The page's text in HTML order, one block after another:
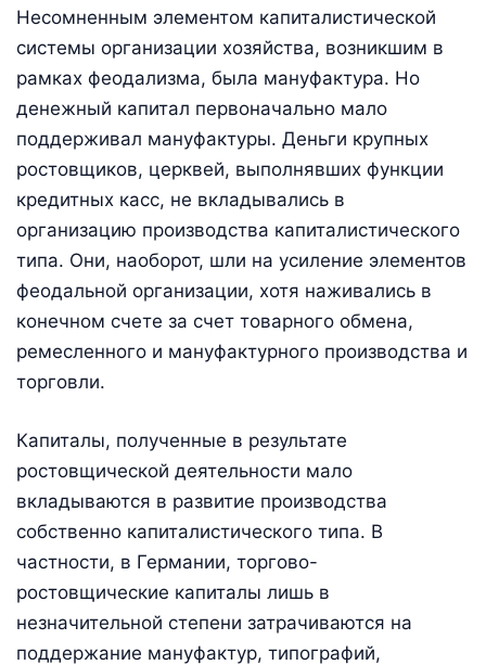
Несомненным элементом капиталистической
системы организации хозяйства, возникшим в
рамках феодализма, была мануфактура. Но
денежный капитал первоначально мало
поддерживал мануфактуры. Деньги крупных
ростовщиков, церквей, выполнявших функции
кредитных касс, не вкладывались в
организацию производства капиталистического
типа. Они, наоборот, шли на усиление элементов
феодальной организации, хотя наживались в
конечном счете за счет товарного обмена,
ремесленного и мануфактурного производства и
торговли.
Капиталы, полученные в результате
ростовщической деятельности мало
вкладываются в развитие производства
собственно капиталистического типа. В
частности, в Германии, торгово-
ростовщические капиталы лишь в
незначительной степени затрачиваются на
поддержание мануфактур, типографий,